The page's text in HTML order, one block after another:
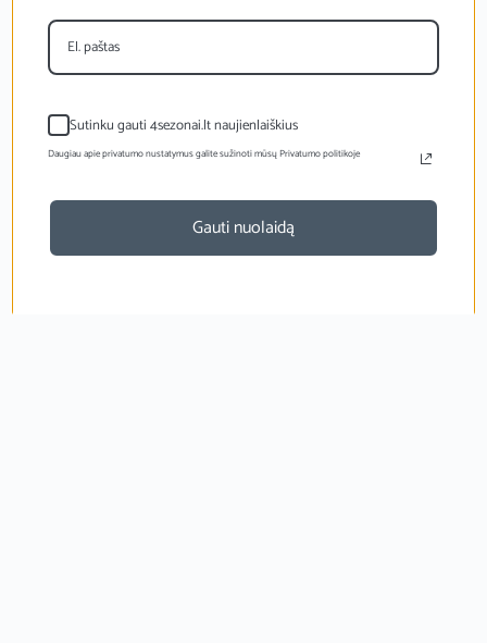
Sutinku gauti 4sezonai.lt naujienlaiškius
Daugiau apie privatumo nustatymus galite sužinoti mūsų Privatumo politikoje
Gauti nuolaidą